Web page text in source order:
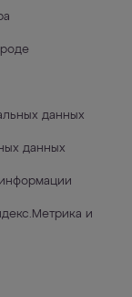
данных
данных
и